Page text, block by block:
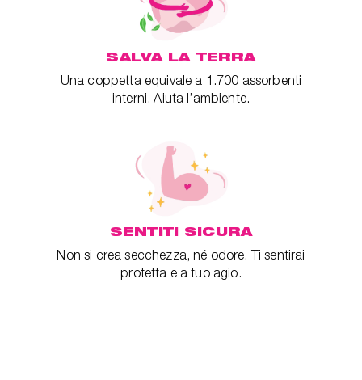
SALVA LA TERRA
Una coppetta equivale a 1.700 assorbenti
interni. Aiuta l’ambiente.
SENTITI SICURA
Non si crea secchezza, né odore. Ti sentirai
protetta e a tuo agio.